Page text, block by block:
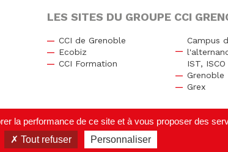
LES SITES DU GROUPE CCI
CCI de Grenoble
Ecobiz
CCI Formation
Campus
IST, ISCO
Grenoble
Grex
la performance de ce site et à vous proposer des
Tout refuser Personnaliser